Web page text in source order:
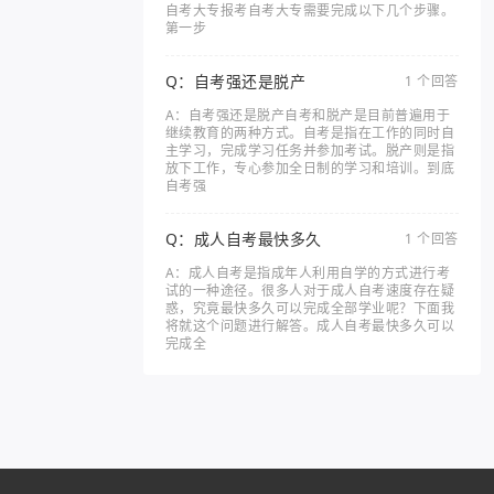
自考大专报考自考大专需要完成以下几个步骤。
第一步
Q：自考强还是脱产
1 个回答
A：自考强还是脱产自考和脱产是目前普遍用于
继续教育的两种方式。自考是指在工作的同时自
主学习，完成学习任务并参加考试。脱产则是指
放下工作，专心参加全日制的学习和培训。到底
自考强
Q：成人自考最快多久
1 个回答
A：成人自考是指成年人利用自学的方式进行考
试的一种途径。很多人对于成人自考速度存在疑
惑，究竟最快多久可以完成全部学业呢？下面我
将就这个问题进行解答。成人自考最快多久可以
完成全